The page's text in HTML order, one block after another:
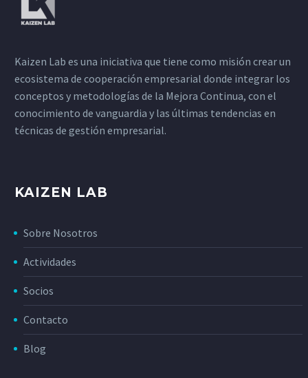
Kaizen Lab es una iniciativa que tiene como misión crear un
ecosistema de cooperación empresarial donde integrar los
conceptos y metodologías de la Mejora Continua, con el
conocimiento de vanguardia y las últimas tendencias en
técnicas de gestión empresarial.
KAIZEN LAB
Sobre Nosotros
Actividades
Socios
Contacto
Blog